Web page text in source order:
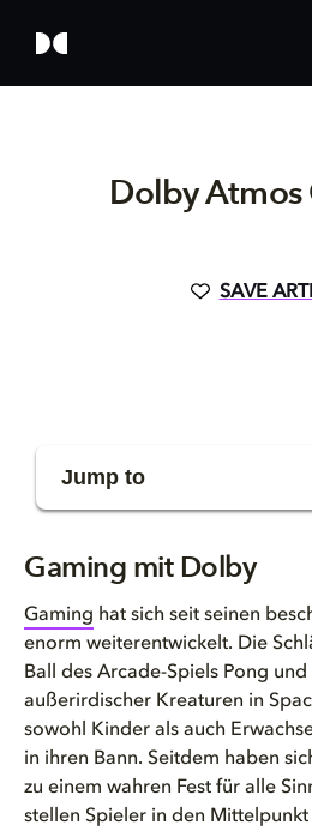
Dolby
SAVE
Jump to
Gaming mit Dolby Atmos
Gaming mit Dolby
Gaming hat sich seit seinen
enorm weiterentwickelt. Die
Ball des Arcade-Spiels Pong und
außerirdischer Kreaturen in
sowohl Kinder als auch
in ihren Bann. Seitdem haben
zu einem wahren Fest für alle
stellen Spieler in den